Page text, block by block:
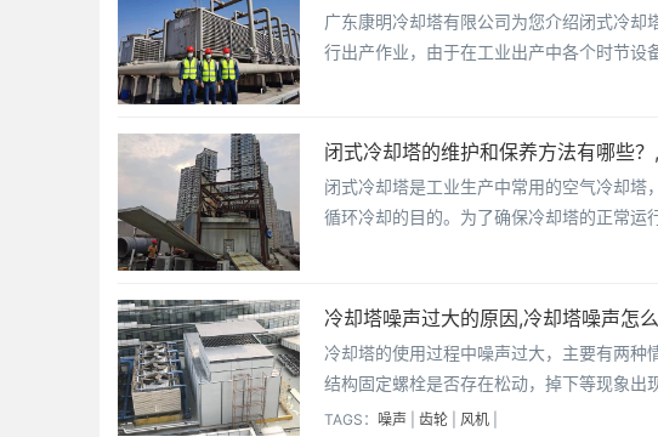
广东康明冷却塔有限公司为您介绍闭式冷
行出产作业，由于在工业出产中各个时节
闭式冷却塔的维护和保养方法有哪些
闭式冷却塔是工业生产中常用的空气冷却
循环冷却的目的。为了确保冷却塔的正常
冷却塔噪声过大的原因,冷却塔噪声怎
冷却塔的使用过程中噪声过大，主要有两
结构固定螺栓是否存在松动，掉下等现象出
TAGS： 噪声 齿轮 风机